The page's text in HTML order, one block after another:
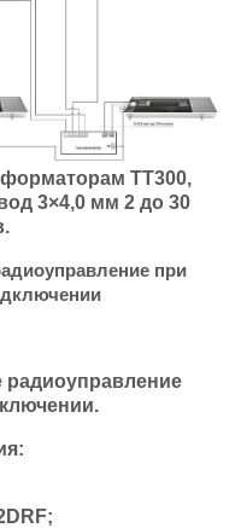
ТТ300,
3×4,0 мм 2 до 30
при
радиоуправление